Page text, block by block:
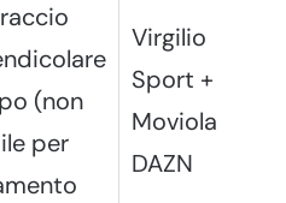
(non
per
Virgilio
Sport +
Moviola
DAZN